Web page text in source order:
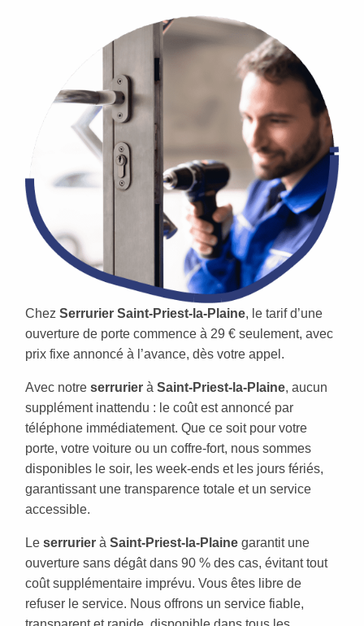
Chez Serrurier Saint-Priest-la-Plaine, le tarif d’une
ouverture de porte commence à 29 € seulement, avec
prix fixe annoncé à l’avance, dès votre appel.
Avec notre serrurier à Saint-Priest-la-Plaine, aucun
supplément inattendu : le coût est annoncé par
téléphone immédiatement. Que ce soit pour votre
porte, votre voiture ou un coffre-fort, nous sommes
disponibles le soir, les week-ends et les jours fériés,
garantissant une transparence totale et un service
accessible.
Le serrurier à Saint-Priest-la-Plaine garantit une
ouverture sans dégât dans 90 % des cas, évitant tout
coût supplémentaire imprévu. Vous êtes libre de
refuser le service. Nous offrons un service fiable,